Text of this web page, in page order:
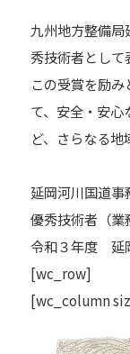
九州地方整備
秀技術者として
この受賞を励
て、安全・安
ど、さらなる地
延岡河川国道事
優秀技術者（業
令和３年度 延
[wc_row]
[wc_column